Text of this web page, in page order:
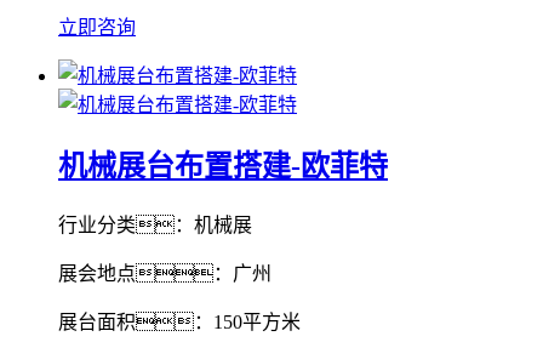
立即咨询
机械展台布置搭建-欧菲特
行业分类：机械展
展会地点：广州
展台面积：150平方米